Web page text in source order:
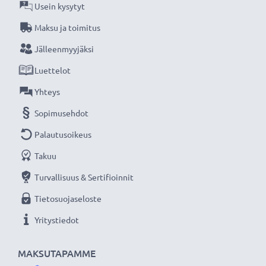
edullisesti sähkötyökaluihin, kuten porakoneisiin,
ruuvimeisseleihin, ruohonleikkureihin ja
★ 3 vuoden takuu ★
Olemme vuonna 2004 perustettu kansainvälinen
verkkokauppa, joka tarjoaa laadukkaita tuotteita, ja
MAKSUTAPAMME
Usein kysytyt
Maksu ja toimitus
Jälleenmyyjäksi
Luettelot
Yhteys
Sopimusehdot
Palautusoikeus
Takuu
Turvallisuus & Sertifioinnit
Tietosuojaseloste
Yritystiedot